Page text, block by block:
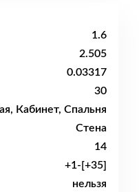
1.6
2.505
0.03317
30
Кабинет, Спальня
Стена
14
+1-[+35]
нельзя